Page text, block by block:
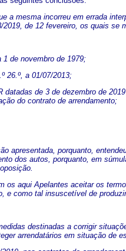
a mesma incorreu em errada
2019, de 12 fevereiro, os quais se
de novembro de 1979;
26.º, a 01/07/2013;
de 3 de dezembro de
do contrato de arrendamento;
apresentada, porquanto,
dos autos, porquanto, em
aqui Apelantes aceitar os
e como tal insuscetível de
destinadas a corrigir
arrendatários em situação de